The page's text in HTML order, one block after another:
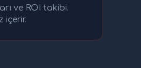
ve ROI takibi.
içerir.